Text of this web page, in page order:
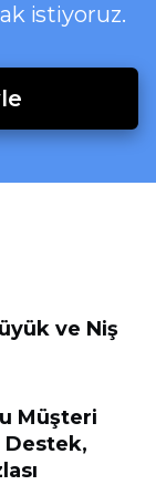
istiyoruz.
ve Niş
Müşteri
Destek,